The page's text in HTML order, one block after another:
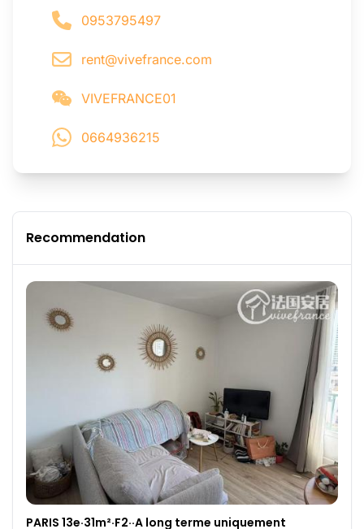
0953795497
rent@vivefrance.com
VIVEFRANCE01
0664936215
Recommendation
PARIS 13e·31m²·F2··A long terme uniquement